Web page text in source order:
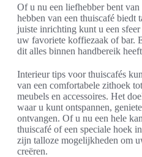
Of u nu een liefhebber bent
hebben van een thuiscafé biedt
juiste inrichting kunt u een
uw favoriete koffiezaak of bar.
dit alles binnen handbereik
Interieur tips voor thuiscafés
van een comfortabele zithoek
meubels en accessoires. Het
waar u kunt ontspannen,
ontvangen. Of u nu een hele
thuiscafé of een speciale hoek
zijn talloze mogelijkheden om
creëren.